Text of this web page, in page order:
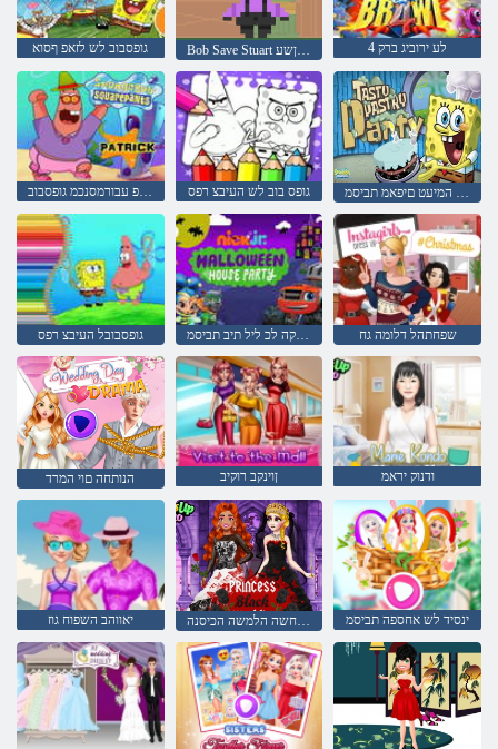
גופסבוב לש לזאפ ףסוא Bob Save Stuart לש לוגס ןשע 4 לע ירוביג ברק
קירטפ עבורמסנכמ גופסבוב גופס בוב לש העיבצ רפס גופסבוב לש המיעט םיפאמ תביסמ
גופסבובל העיבצ רפס רוינו'ג קינ םישודקה לכ ליל תיב תביסמ שפחתהל דלומה גח
הנותחה םוי המרד ןוינקב רוקיב ודנוק יראמ
יאווהב השפוח גוז הלמשה הרוחשה הלמשה הכיסנה ינסיד לש אחספה תביסמ